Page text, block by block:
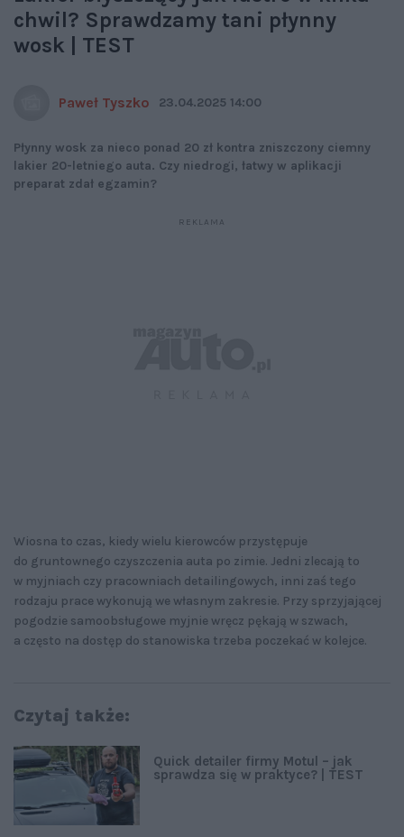
chwil? Sprawdzamy tani płynny
wosk | TEST
Paweł Tyszko 23.04.2025 14:00
Płynny wosk za nieco ponad 20 zł kontra zniszczony ciemny
lakier 20-letniego auta. Czy niedrogi, łatwy w aplikacji
preparat zdał egzamin?
Wiosna to czas, kiedy wielu kierowców przystępuje
do gruntownego czyszczenia auta po zimie. Jedni zlecają to
w myjniach czy pracowniach detailingowych, inni zaś tego
rodzaju prace wykonują we własnym zakresie. Przy sprzyjającej
pogodzie samoobsługowe myjnie wręcz pękają w szwach,
a często na dostęp do stanowiska trzeba poczekać w kolejce.
Czytaj także:
Quick detailer firmy Motul – jak
sprawdza się w praktyce? | TEST